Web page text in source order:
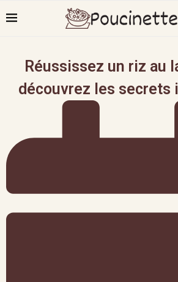
Réussissez un riz au
découvrez les secrets